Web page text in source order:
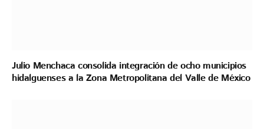
Julio Menchaca consolida integración de ocho municipios
hidalguenses a la Zona Metropolitana del Valle de México